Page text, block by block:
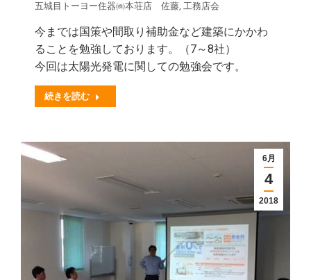
五城目トーヨー住器㈱本荘店 佐藤, 工務店会
今までは国策や間取り補助金など建築にかかわ
ることを勉強しております。（7～8社）
今回は太陽光発電に関しての勉強会です。
続きを読む
6月
4
2018